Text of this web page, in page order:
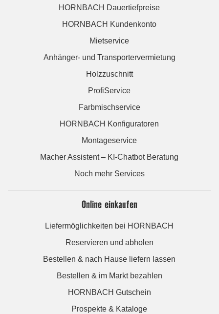
HORNBACH Dauertiefpreise
HORNBACH Kundenkonto
Mietservice
Anhänger- und Transportervermietung
Holzzuschnitt
ProfiService
Farbmischservice
HORNBACH Konfiguratoren
Montageservice
Macher Assistent – KI-Chatbot Beratung
Noch mehr Services
Online einkaufen
Liefermöglichkeiten bei HORNBACH
Reservieren und abholen
Bestellen & nach Hause liefern lassen
Bestellen & im Markt bezahlen
HORNBACH Gutschein
Prospekte & Kataloge